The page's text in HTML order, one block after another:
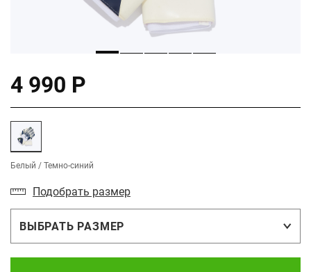
4 990 Р
Белый / Темно-синий
Подобрать размер
ВЫБРАТЬ РАЗМЕР